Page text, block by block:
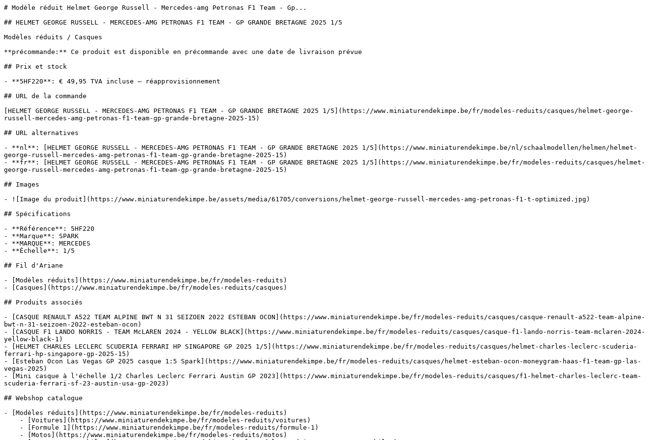
# Modèle réduit Helmet George Russell - Mercedes-amg Petronas F1 Team - Gp...
## HELMET GEORGE RUSSELL - MERCEDES-AMG PETRONAS F1 TEAM - GP GRANDE BRETAGNE 2025 1/5
Modèles réduits / Casques
**précommande:** Ce produit est disponible en précommande avec une date de livraison prévue
## Prix et stock
- **5HF220**: € 49,95 TVA incluse — réapprovisionnement
## URL de la commande
[HELMET GEORGE RUSSELL - MERCEDES-AMG PETRONAS F1 TEAM - GP GRANDE BRETAGNE 2025 1/5](https://www.miniaturendekimpe.be/fr/modeles-reduits/casques/helmet-george-
russell-mercedes-amg-petronas-f1-team-gp-grande-bretagne-2025-15)
## URL alternatives
- **nl**: [HELMET GEORGE RUSSELL - MERCEDES-AMG PETRONAS F1 TEAM - GP GRANDE BRETAGNE 2025 1/5](https://www.miniaturendekimpe.be/nl/schaalmodellen/helmen/helmet-
george-russell-mercedes-amg-petronas-f1-team-gp-grande-bretagne-2025-15)
- **fr**: [HELMET GEORGE RUSSELL - MERCEDES-AMG PETRONAS F1 TEAM - GP GRANDE BRETAGNE 2025 1/5](https://www.miniaturendekimpe.be/fr/modeles-reduits/casques/helmet-
george-russell-mercedes-amg-petronas-f1-team-gp-grande-bretagne-2025-15)
## Images
- ![Image du produit](https://www.miniaturendekimpe.be/assets/media/61705/conversions/helmet-george-russell-mercedes-amg-petronas-f1-t-optimized.jpg)
## Spécifications
- **Référence**: 5HF220
- **Marque**: SPARK
- **MARQUE**: MERCEDES
- **Échelle**: 1/5
## Fil d'Ariane
- [Modèles réduits](https://www.miniaturendekimpe.be/fr/modeles-reduits)
- [Casques](https://www.miniaturendekimpe.be/fr/modeles-reduits/casques)
## Produits associés
- [CASQUE RENAULT A522 TEAM ALPINE BWT N 31 SEIZOEN 2022 ESTEBAN OCON](https://www.miniaturendekimpe.be/fr/modeles-reduits/casques/casque-renault-a522-team-alpine-
bwt-n-31-seizoen-2022-esteban-ocon)
- [CASQUE F1 LANDO NORRIS - TEAM McLAREN 2024 - YELLOW BLACK](https://www.miniaturendekimpe.be/fr/modeles-reduits/casques/casque-f1-lando-norris-team-mclaren-2024-
yellow-black-1)
- [HELMET CHARLES LECLERC SCUDERIA FERRARI HP SINGAPORE GP 2025 1/5](https://www.miniaturendekimpe.be/fr/modeles-reduits/casques/helmet-charles-leclerc-scuderia-
ferrari-hp-singapore-gp-2025-15)
- [Esteban Ocon Las Vegas GP 2025 casque 1:5 Spark](https://www.miniaturendekimpe.be/fr/modeles-reduits/casques/helmet-esteban-ocon-moneygram-haas-f1-team-gp-las-
vegas-2025)
- [Mini casque à l'échelle 1/2 Charles Leclerc Ferrari Austin GP 2023](https://www.miniaturendekimpe.be/fr/modeles-reduits/casques/f1-helmet-charles-leclerc-team-
scuderia-ferrari-sf-23-austin-usa-gp-2023)
## Webshop catalogue
- [Modèles réduits](https://www.miniaturendekimpe.be/fr/modeles-reduits)